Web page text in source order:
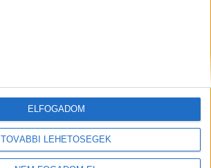
TOVÁBBI LEHETŐSÉGEK
ELFOGADOM